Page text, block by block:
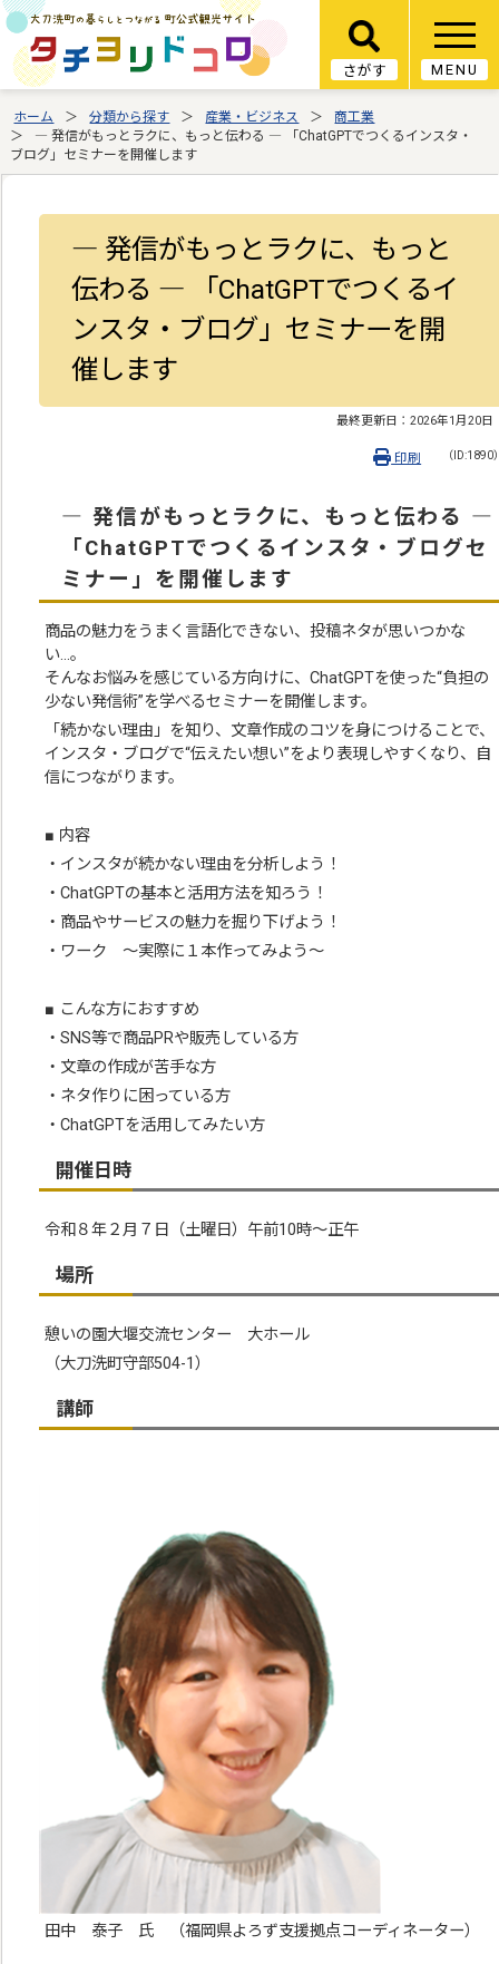
さがす MENU
ホーム 分類から探す 産業・ビジネス
商工業
― 発信がもっとラクに、もっと伝わる ― 「ChatGPTでつくるインスタ・
ブログ」セミナーを開催します
― 発信がもっとラクに、もっと
伝わる ― 「ChatGPTでつくるイ
ンスタ・ブログ」セミナーを開
催します
最終更新日： 2026年1月20日
（ID:1890
印刷
― 発信がもっとラクに、もっと伝わる ―
「ChatGPTでつくるインスタ・ブログセ
ミナー」を開催します
商品の魅力をうまく言語化できない、投稿ネタが思いつかな
い…。
そんなお悩みを感じている方向けに、ChatGPTを使った“負担の
少ない発信術”を学べるセミナーを開催します。
「続かない理由」を知り、文章作成のコツを身につけることで、
インスタ・ブログで“伝えたい想い”をより表現しやすくなり、自
信につながります。
■ 内容
・インスタが続かない理由を分析しよう！
・ChatGPTの基本と活用方法を知ろう！
・商品やサービスの魅力を掘り下げよう！
・ワーク ～実際に１本作ってみよう～
■ こんな方におすすめ
・SNS等で商品PRや販売している方
・文章の作成が苦手な方
・ネタ作りに困っている方
・ChatGPTを活用してみたい方
開催日時
令和８年２月７日（土曜日）午前10時～正午
場所
憩いの園大堰交流センター 大ホール
（大刀洗町守部504-1）
講師
田中 泰子 氏 （福岡県よろず支援拠点コーディネーター）